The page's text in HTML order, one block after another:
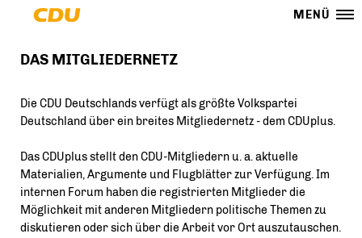
MENÜ
DAS MITGLIEDERNETZ
Die CDU Deutschlands verfügt als größte Volkspartei
Deutschland über ein breites Mitgliedernetz - dem CDUplus.
Das CDUplus stellt den CDU-Mitgliedern u. a. aktuelle
Materialien, Argumente und Flugblätter zur Verfügung. Im
internen Forum haben die registrierten Mitglieder die
Möglichkeit mit anderen Mitgliedern politische Themen zu
diskutieren oder sich über die Arbeit vor Ort auszutauschen.